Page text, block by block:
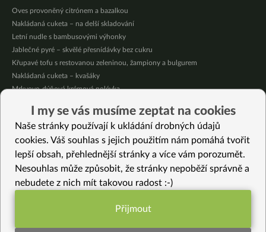
Oves provoněný citrónem a bazalkou
Nakládaná cuketa – na delší skladování
Letní nudle s bambusovými výhonky
Jablečné pyré – skvělé přesnídávky bez cukru
Křupavé tofu s restovanou zeleninou, žampiony a bulgurem
Nakládaná cuketa – kvašáky
Mrkvovo-dýňová krémová polévka
Osvěžující čaj s citronovými bylinkami
Nepečený jablečný dort s rybízem
Vybrané recepty
Zelenina a tofu smažené v hrašce
Jak udělat domácí kvašenou zeleninu se solí (pickles ze zelí a mrkve)
Cuketové nudle v pikantní omáčce
Houbový guláš s fazolemi a zeleninou
I my se vás musíme zeptat na cookies
Naše stránky používají k ukládání drobných údajů
cookies. Váš souhlas s jejich použitím nám pomáhá tvořit
lepší obsah, přehlednější stránky a více vám porozumět.
Nesouhlas může způsobit, že stránky nepoběží správně a
nebudete z nich mít takovou radost :-)
Funkční nastavení potřebujeme (vždy
Přijmout